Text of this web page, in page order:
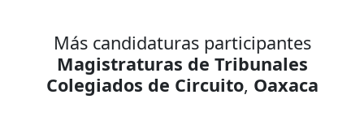
Más candidaturas participantes
Magistraturas de Tribunales
Colegiados de Circuito, Oaxaca